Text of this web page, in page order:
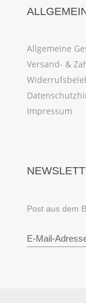
Allgemeine
Versand- &
Impressum
Post aus dem